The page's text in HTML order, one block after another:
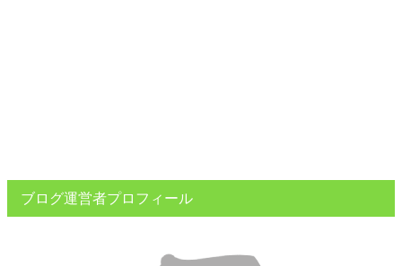
ブログ運営者プロフィール